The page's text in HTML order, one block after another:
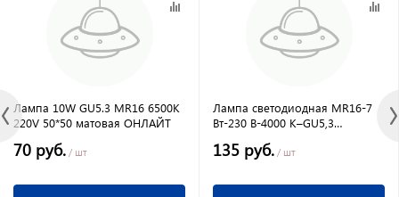
Лампа 10W GU5.3 MR16 6500K
220V 50*50 матовая ОНЛАЙТ
70 руб. / шт
Лампа светодиодная MR16-7
Вт-230 В-4000 К–GU5,3
135 руб. / шт